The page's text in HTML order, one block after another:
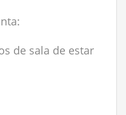
de sala de estar